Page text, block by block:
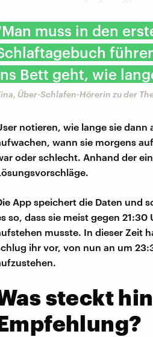
muss in den
Bett geht, wie
Über-Schlafen-Hörerin zu der
notieren, wie lange sie
wann sie morgens
oder schlecht. Anhand der
App speichert die Daten und
so, dass sie meist gegen
musste. In dieser Zeit
ihr vor, von nun an um
steckt